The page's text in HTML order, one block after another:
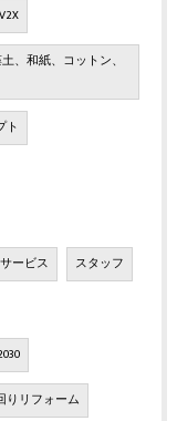
、和紙、コットン、
ト
サービス スタッフ
りリフォーム